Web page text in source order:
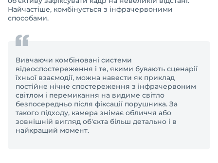
Найчастіше, комбінується з інфрачервоними
способами.
Вивчаючи комбіновані системи
відеоспостереження і те, якими бувають сценарії
їхньої взаємодії, можна навести як приклад
постійне нічне спостереження з інфрачервоним
світлом і перемикання на видиме світло
безпосередньо після фіксації порушника. За
такого підходу, камера знімає обличчя або
зовнішній вигляд об'єкта більш детально і в
найкращий момент.